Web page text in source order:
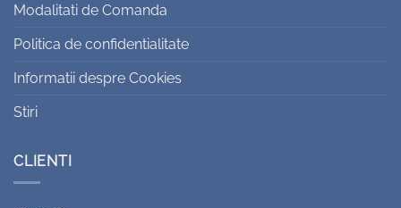
Modalitati de Comanda
Politica de confidentialitate
Informatii despre Cookies
Stiri
CLIENTI